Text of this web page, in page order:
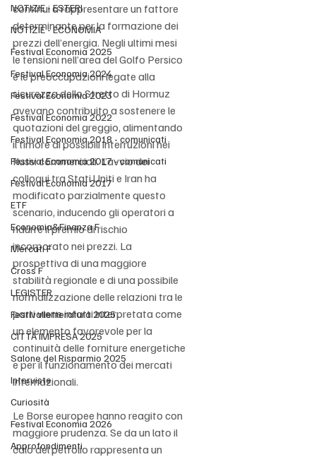
NOTIZIE - ESTERI
NOTIZIE - ECONOMIA
Festival Economia 2025
Festival Economia 2024
Festival Economia 2023
Festival Economia 2022
Festival Economia 2018 - comunicati
Festival Economia 2017 - comunicati
Festival Economia 2017
ETF
Economia&Finanza F
Mercati F
Cross F
LEGISTER
Festivalletteratura 2025
CITTÀ IMPRESA 2025
Salone del Risparmio 2025
Interviste
Curiosità
Festival Economia 2026
Approfondimenti
continui a rappresentare un fattore
determinante per la formazione dei
prezzi dell’energia. Negli ultimi mesi
le tensioni nell’area del Golfo Persico
e le preoccupazioni legate alla
sicurezza dello Stretto di Hormuz
avevano contribuito a sostenere le
quotazioni del greggio, alimentando
il timore di possibili interruzioni nei
flussi commerciali. L’avvio dei
colloqui tra Stati Uniti e Iran ha
modificato parzialmente questo
scenario, inducendo gli operatori a
ridurre il premio di rischio
incorporato nei prezzi. La
prospettiva di una maggiore
stabilità regionale e di una possibile
normalizzazione delle relazioni tra le
parti viene infatti interpretata come
un elemento favorevole per la
continuità delle forniture energetiche
e per il funzionamento dei mercati
internazionali.
Le Borse europee hanno reagito con
maggiore prudenza. Se da un lato il
calo del petrolio rappresenta un